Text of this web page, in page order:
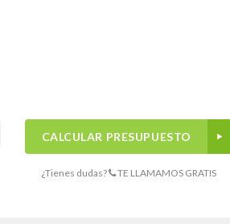
CALCULAR PRESUPUESTO
¿Tienes dudas? TE LLAMAMOS GRATIS